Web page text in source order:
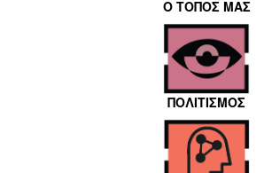
Ο ΤΟΠΟΣ ΜΑΣ
ΠΟΛΙΤΙΣΜΟΣ